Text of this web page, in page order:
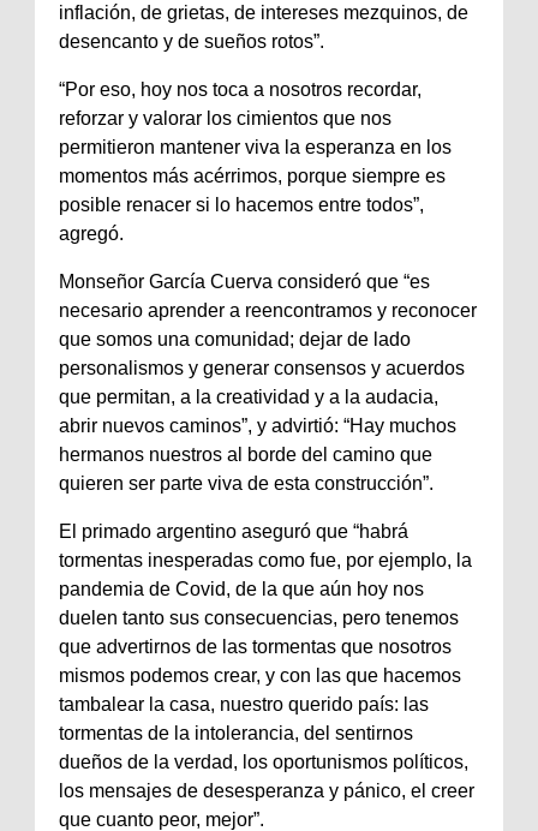
inflación, de grietas, de intereses mezquinos, de
desencanto y de sueños rotos”.
“Por eso, hoy nos toca a nosotros recordar,
reforzar y valorar los cimientos que nos
permitieron mantener viva la esperanza en los
momentos más acérrimos, porque siempre es
posible renacer si lo hacemos entre todos”,
agregó.
Monseñor García Cuerva consideró que “es
necesario aprender a reencontramos y reconocer
que somos una comunidad; dejar de lado
personalismos y generar consensos y acuerdos
que permitan, a la creatividad y a la audacia,
abrir nuevos caminos”, y advirtió: “Hay muchos
hermanos nuestros al borde del camino que
quieren ser parte viva de esta construcción”.
El primado argentino aseguró que “habrá
tormentas inesperadas como fue, por ejemplo, la
pandemia de Covid, de la que aún hoy nos
duelen tanto sus consecuencias, pero tenemos
que advertirnos de las tormentas que nosotros
mismos podemos crear, y con las que hacemos
tambalear la casa, nuestro querido país: las
tormentas de la intolerancia, del sentirnos
dueños de la verdad, los oportunismos políticos,
los mensajes de desesperanza y pánico, el creer
que cuanto peor, mejor”.